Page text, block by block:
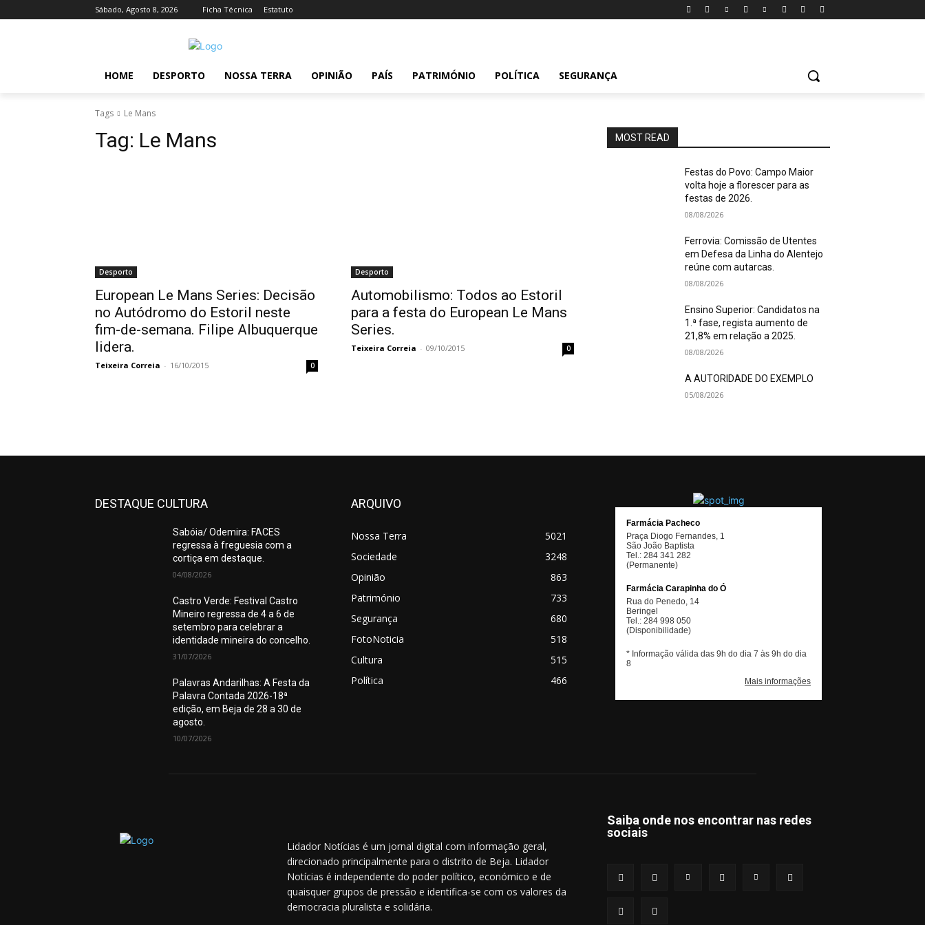
Sábado, Agosto 8, 2026 Ficha Técnica Estatuto
HOME DESPORTO NOSSA TERRA OPINIÃO PAÍS PATRIMÓNIO POLÍTICA SEGURANÇA
Tags Le Mans
Tag: Le Mans
Desporto
European Le Mans Series: Decisão
no Autódromo do Estoril neste
fim-de-semana. Filipe Albuquerque
lidera.
Teixeira Correia - 16/10/2015 0
Desporto
Automobilismo: Todos ao Estoril
para a festa do European Le Mans
Series.
Teixeira Correia - 09/10/2015 0
MOST READ
Festas do Povo: Campo Maior
volta hoje a florescer para as
festas de 2026.
08/08/2026
Ferrovia: Comissão de Utentes
em Defesa da Linha do Alentejo
reúne com autarcas.
08/08/2026
Ensino Superior: Candidatos na
1.ª fase, regista aumento de
21,8% em relação a 2025.
08/08/2026
A AUTORIDADE DO EXEMPLO
05/08/2026
DESTAQUE CULTURA
Sabóia/ Odemira: FACES
regressa à freguesia com a
cortiça em destaque.
04/08/2026
Castro Verde: Festival Castro
Mineiro regressa de 4 a 6 de
setembro para celebrar a
identidade mineira do concelho.
31/07/2026
Palavras Andarilhas: A Festa da
Palavra Contada 2026-18ª
edição, em Beja de 28 a 30 de
agosto.
10/07/2026
ARQUIVO
Nossa Terra
5021
Sociedade
3248
Opinião
863
Património
733
Segurança
680
FotoNoticia
518
Cultura
515
Política
466
Lidador Notícias é um jornal digital com informação geral,
direcionado principalmente para o distrito de Beja. Lidador
Notícias é independente do poder político, económico e de
quaisquer grupos de pressão e identifica-se com os valores da
democracia pluralista e solidária.
Saiba onde nos encontrar nas redes
sociais